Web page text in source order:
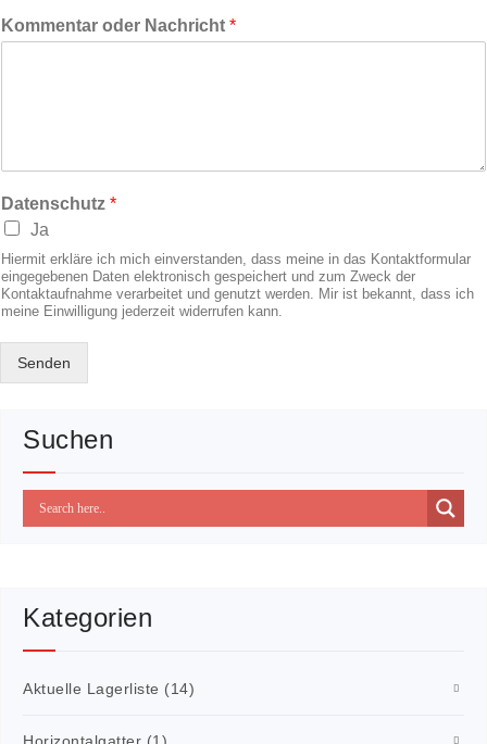
Kommentar oder Nachricht *
Datenschutz *
Ja
Hiermit erkläre ich mich einverstanden, dass meine in das Kontaktformular
eingegebenen Daten elektronisch gespeichert und zum Zweck der
Kontaktaufnahme verarbeitet und genutzt werden. Mir ist bekannt, dass ich
meine Einwilligung jederzeit widerrufen kann.
Senden
Suchen
Kategorien
Aktuelle Lagerliste (14)